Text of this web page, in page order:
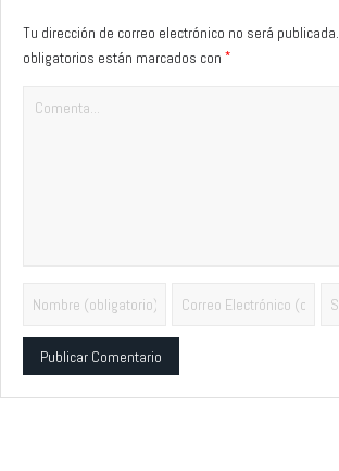
Tu dirección de correo electrónico no será publicada.
obligatorios están marcados con *